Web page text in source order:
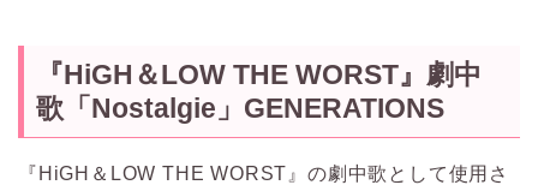
『HiGH＆LOW THE WORST』劇中
歌「Nostalgie」GENERATIONS
『HiGH＆LOW THE WORST』の劇中歌として使用さ